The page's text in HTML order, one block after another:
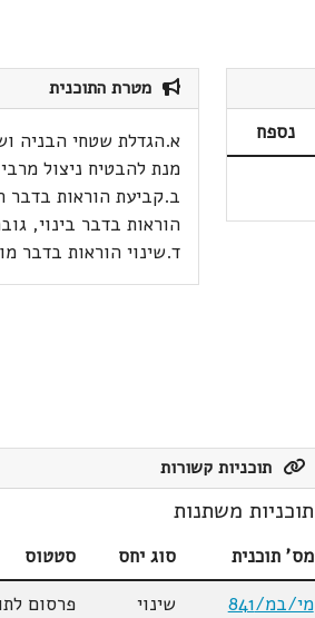
נספח
מטרת התוכנית
א.הגדלת שטחי הבניה
מנת להבטיח ניצול
ב.קביעת הוראות בדבר
הוראות בדבר בינוי,
ד.שינוי הוראות בדבר
תוכניות קשורות
תוכניות משתנות
מס' תוכנית סוג יחס
סטטוס
מי/במ/841
שינוי
פרסום